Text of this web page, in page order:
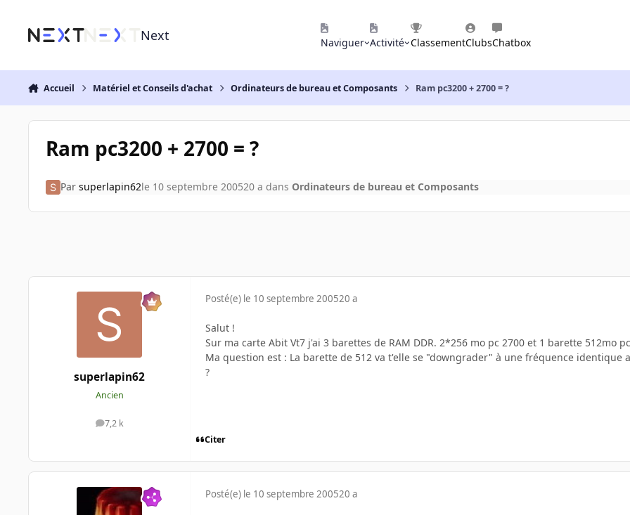
Next Naviguer Activité ClassementClubsChatbox
Accueil Matériel et Conseils d'achat Ordinateurs de bureau et Composants Ram pc3200 + 2700 = ?
Ram pc3200 + 2700 = ?
Par superlapin62le 10 septembre 200520 a dans Ordinateurs de bureau et Composants
superlapin62
Ancien
7,2 k
messages
Posté(e) le 10 septembre 200520 a
Salut !
Sur ma carte Abit Vt7 j'ai 3 barettes de RAM DDR. 2*256 mo pc 2700 et 1 barette 512mo
Ma question est : La barette de 512 va t'elle se "downgrader" à une fréquence identique
?
Citer
Posté(e) le 10 septembre 200520 a